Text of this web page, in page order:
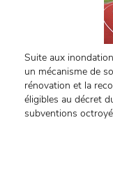
Suite aux
un mécanisme de
rénovation et la
éligibles au décret
subventions